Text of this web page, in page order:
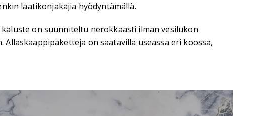
laatikonjakajia hyödyntämällä.
on suunniteltu nerokkaasti ilman vesilukon
on saatavilla useassa eri koossa,